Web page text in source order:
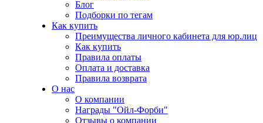
Блог
Подборки по тегам
Как купить
Преимущества личного кабинета для юр.лиц
Как купить
Правила оплаты
Оплата и доставка
Правила возврата
О нас
О компании
Награды "Ойл-Форби"
Отзывы о компании